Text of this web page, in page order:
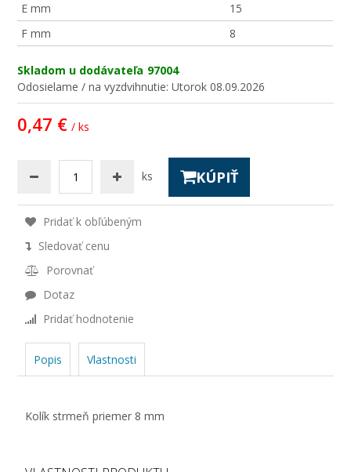
E mm
15
F mm
8
Skladom u dodávateľa 97004
Odosielame / na vyzdvihnutie:Utorok 08.09.2026
0,47 € / ks
ks KÚPIŤ
Pridať k obľúbeným
Sledovať cenu
Porovnať
Dotaz
Pridať hodnotenie
Popis Vlastnosti
Kolík strmeň priemer 8 mm